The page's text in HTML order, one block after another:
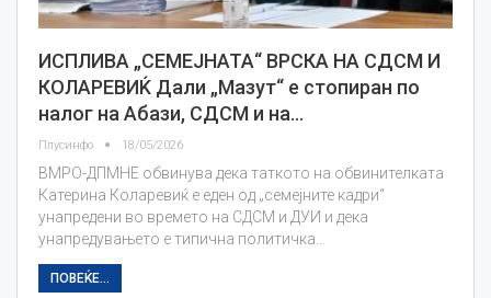
ИСПЛИВА „СЕМЕЈНАТА“ ВРСКА НА СДСМ И
КОЛАРЕВИЌ Дали „Мазут“ е стопиран по
налог на Абази, СДСМ и на…
Плусинфо 18/05/2026
ВМРО-ДПМНЕ обвинува дека таткото на обвинителката
Катерина Коларевиќ е еден од „семејните кадри“
унапредени во времето на СДСМ и ДУИ и дека
унапредувањето е типична политичка…
ПОВЕЌЕ...